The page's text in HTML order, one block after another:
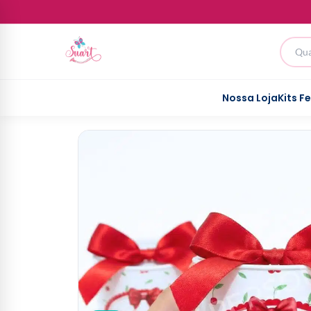
Nossa LojaKits